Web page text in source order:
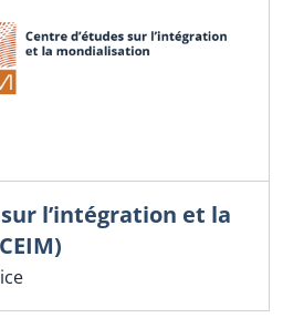
l’intégration et la